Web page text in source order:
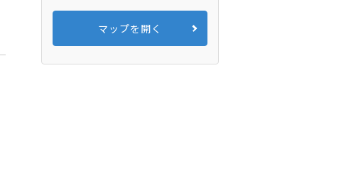
マップを開く